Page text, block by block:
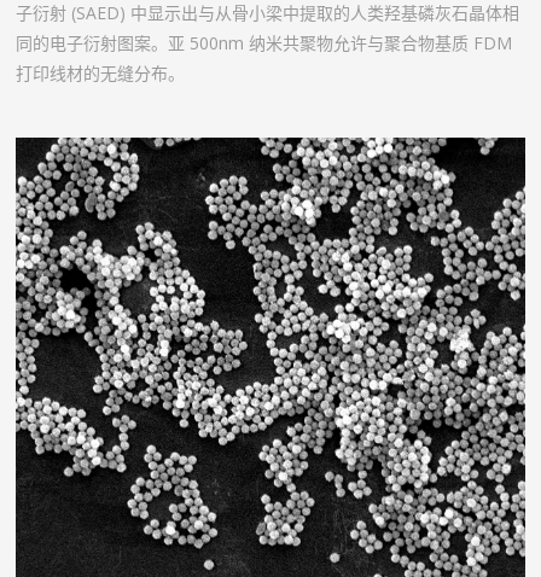
子衍射 (SAED) 中显示出与从骨小梁中提取的人类羟基磷灰石晶体相
同的电子衍射图案。亚 500nm 纳米共聚物允许与聚合物基质 FDM
打印线材的无缝分布。